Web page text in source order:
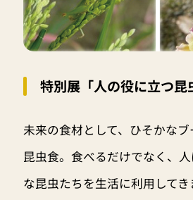
特別展「人の役に立つ昆
未来の食材として、ひそかなブ
昆虫食。食べるだけでなく、
な昆虫たちを生活に利用して